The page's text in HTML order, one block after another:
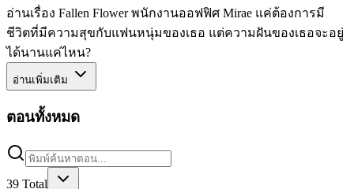
อ่านเรื่อง Fallen Flower พนักงานออฟฟิศ Mirae แค่ต้องการมี
ชีวิตที่มีความสุขกับแฟนหนุ่มของเธอ แต่ความฝันของเธอจะอยู่
ได้นานแค่ไหน?
อ่านเพิ่มเติม
ตอนทั้งหมด
39 Total